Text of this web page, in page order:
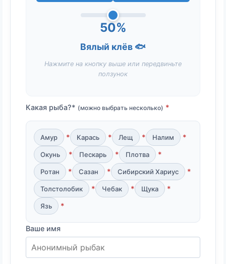
50%
Вялый клёв 🐟
Нажмите на кнопку выше или передвиньте
ползунок
Какая рыба?* (можно выбрать несколько)
Амур Карась Лещ Налим
Окунь Пескарь Плотва
Ротан Сазан Сибирский Хариус
Толстолобик Чебак Щука
Язь
Ваше имя